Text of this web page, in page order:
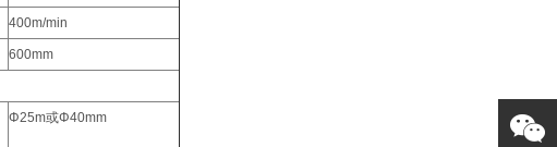
400m/min
600mm
Φ25m或Φ40mm